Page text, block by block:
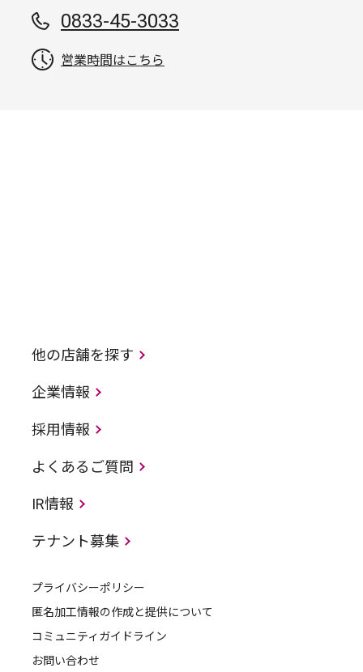
0833-45-3033
営業時間はこちら
他の店舗を探す
企業情報
採用情報
よくあるご質問
IR情報
テナント募集
プライバシーポリシー
匿名加工情報の作成と提供について
コミュニティガイドライン
お問い合わせ